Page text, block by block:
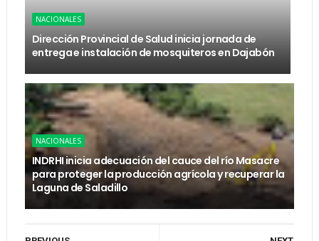
NACIONALES
Dirección Provincial de Salud inicia jornada de
entrega e instalación de mosquiteros en Dajabón
NACIONALES
INDRHI inicia adecuación del cauce del río Masacre
para proteger la producción agrícola y recuperar la
Laguna de Saladillo